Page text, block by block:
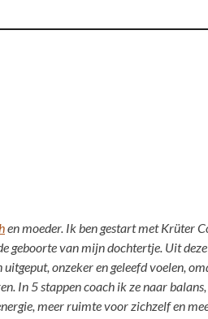
en moeder. Ik ben gestart met Krüter
geboorte van mijn dochtertje. Uit
onzeker en geleefd voelen,
In 5 stappen coach ik ze naar
meer ruimte voor zichzelf en